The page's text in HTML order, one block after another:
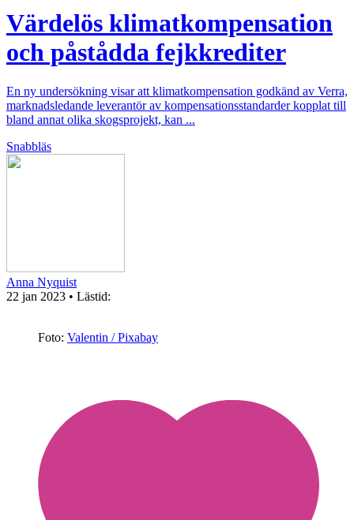
Värdelös klimatkompensation
och påstådda fejkkrediter
En ny undersökning visar att klimatkompensation godkänd av Verra,
marknadsledande leverantör av kompensationsstandarder kopplat till
bland annat olika skogsprojekt, kan ...
Snabbläs
Anna Nyquist
22 jan 2023 • Lästid:
Foto: Valentin / Pixabay